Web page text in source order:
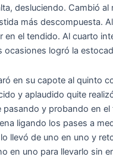
desluciendo. Cambió
más descompuesta.
en el tendido. Al cuarto
ocasiones logró la
en su capote al quinto
y aplaudido quite
pasando y probando en el
ligando los pases a
llevó de uno en uno y
en uno para llevarlo sin